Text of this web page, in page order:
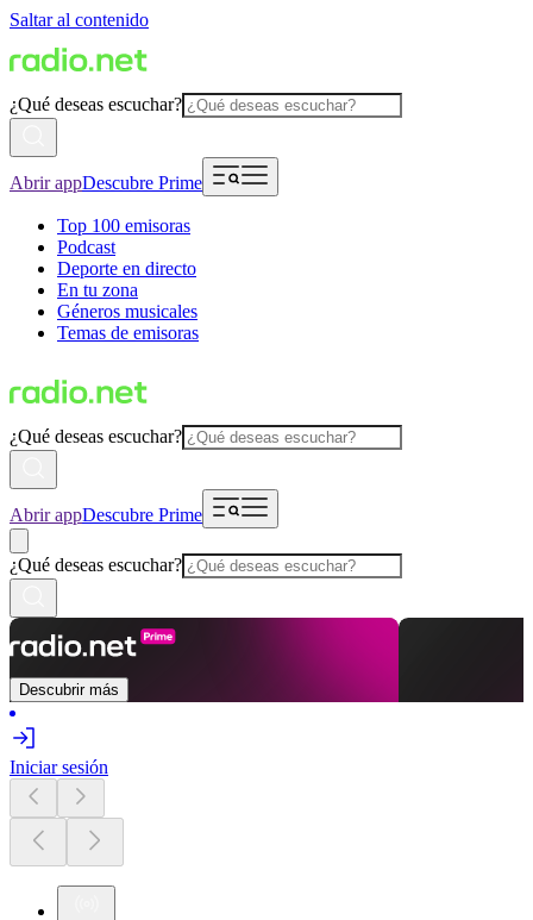
Saltar al contenido
¿Qué deseas escuchar?
Abrir appDescubre Prime
Top 100 emisoras
Podcast
Deporte en directo
En tu zona
Géneros musicales
Temas de emisoras
¿Qué deseas escuchar?
Abrir appDescubre Prime
¿Qué deseas escuchar?
Descubrir más
Iniciar sesión